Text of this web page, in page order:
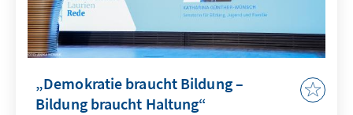
„Demokratie braucht Bildung –
Bildung braucht Haltung“